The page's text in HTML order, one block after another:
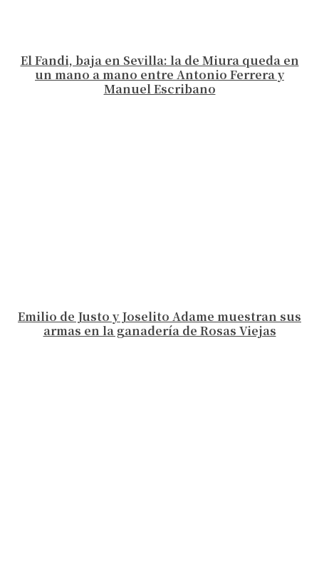
El Fandi, baja en Sevilla: la de Miura queda en
un mano a mano entre Antonio Ferrera y
Manuel Escribano
Emilio de Justo y Joselito Adame muestran sus
armas en la ganadería de Rosas Viejas